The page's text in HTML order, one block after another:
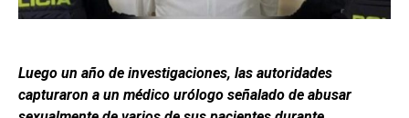
Luego un año de investigaciones, las autoridades
capturaron a un médico urólogo señalado de abusar